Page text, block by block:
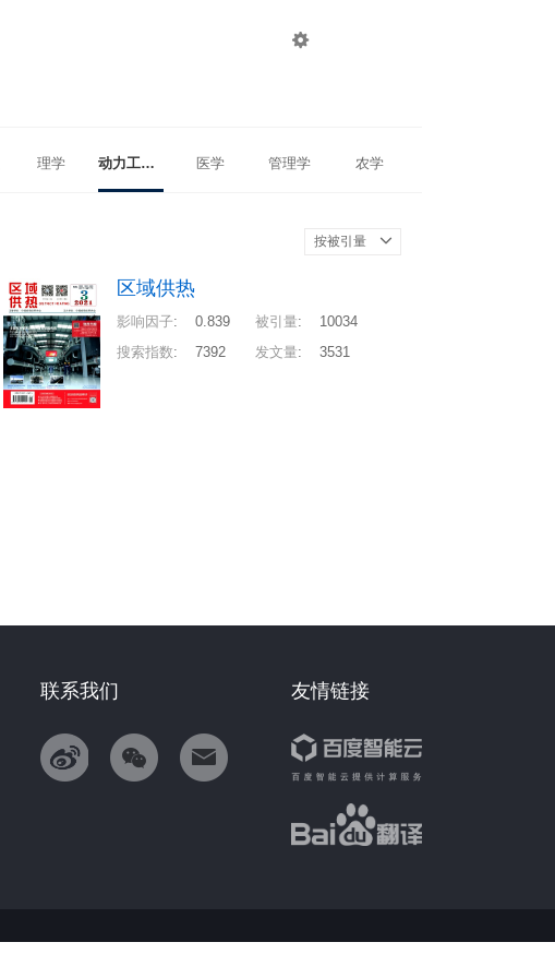

理学 动力工程及工程热物理 医学 管理学 农学
按被引量
区域供热
影响因子: 0.839 被引量:
10034
搜索指数: 7392 发文量: 3531
友情链接
联系我们